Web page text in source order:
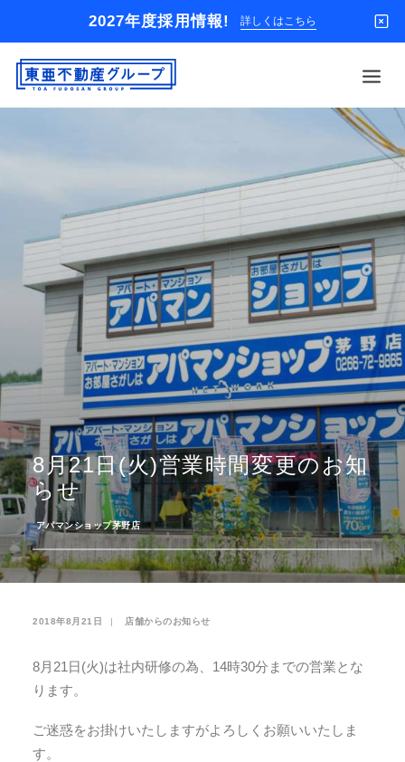
2027年度採用情報! 詳しくはこちら
オーナー様
入居者様専用
解約のお申込み
企業情報
お問い合わせ
お気に入り 閲覧履歴
8月21日(火)営業時間変更のお知
らせ
­アパマンショップ茅野店
2018年8月21日 | 店舗からのお知らせ
8月21日(火)は社内研修の為、14時30分までの営業とな
ります。
ご迷惑をお掛けいたしますがよろしくお願いいたしま
す。